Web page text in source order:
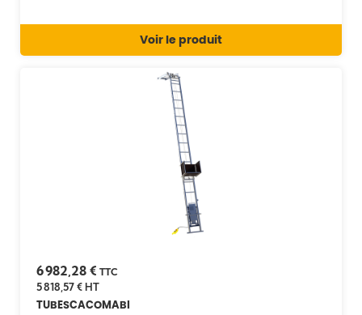
Voir le produit
6 982,28 € TTC
5 818,57 €HT
TUBESCACOMABI